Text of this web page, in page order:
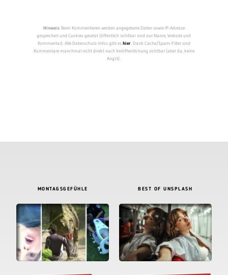
Hinweis:Beim Kommentieren werden angegebene Daten sowie IP-Adresse
gespeichert und Cookies gesetzt (öffentlich sichtbar sind nur Name, Website und
Kommentar). Alle Datenschutz-Infos gibt eshier. Dank Cache/Spam-Filter sind
Kommentare manchmal nicht direkt nach Veröffentlichung sichtbar (aber da, keine
Angst).
MONTAGSGEFÜHLE BEST OF UNSPLASH